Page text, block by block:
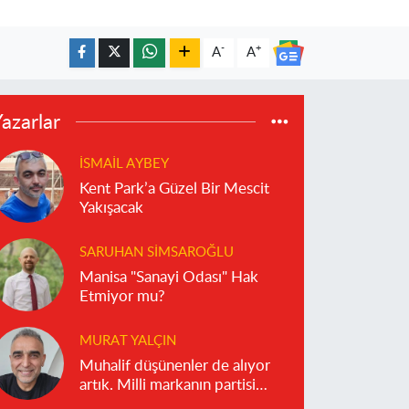
A- A+
İSMAIL AYBEY
Kent Park’a Güzel Bir Mescit
Yakışacak
SARUHAN SIMSAROĞLU
Manisa "Sanayi Odası" Hak
Etmiyor mu?
MURAT YALÇIN
Muhalif düşünenler de alıyor
artık. Milli markanın partisi